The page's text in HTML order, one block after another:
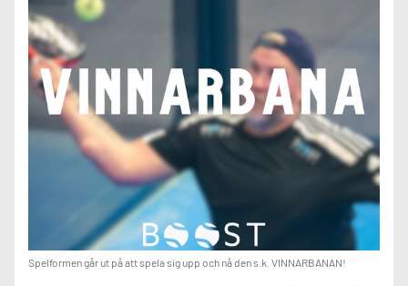
Spelformen går ut på att spela sig upp och nå den s.k. VINNARBANAN!